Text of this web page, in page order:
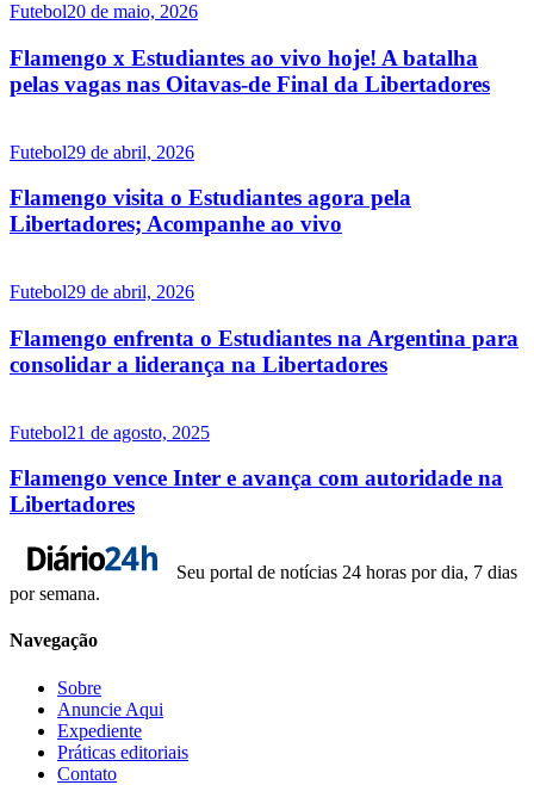
Futebol20 de maio, 2026
Flamengo x Estudiantes ao vivo hoje! A batalha
pelas vagas nas Oitavas-de Final da Libertadores
Futebol29 de abril, 2026
Flamengo visita o Estudiantes agora pela
Libertadores; Acompanhe ao vivo
Futebol29 de abril, 2026
Flamengo enfrenta o Estudiantes na Argentina para
consolidar a liderança na Libertadores
Futebol21 de agosto, 2025
Flamengo vence Inter e avança com autoridade na
Libertadores
Seu portal de notícias 24 horas por dia, 7 dias
por semana.
Navegação
Sobre
Anuncie Aqui
Expediente
Práticas editoriais
Contato